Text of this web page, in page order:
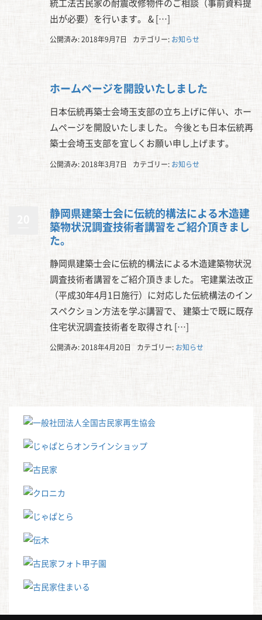
統工法古民家の耐震改修物件のご相談（事前資料提
出が必要）を行います。 & […]
公開済み: 2018年9月7日 カテゴリー: お知らせ
ホームページを開設いたしました
日本伝統再築士会埼玉支部の立ち上げに伴い、ホー
ムページを開設いたしました。 今後とも日本伝統再
築士会埼玉支部を宜しくお願い申し上げます。
公開済み: 2018年3月7日 カテゴリー: お知らせ
静岡県建築士会に伝統的構法による木造建
築物状況調査技術者講習をご紹介頂きまし
た。
静岡県建築士会に伝統的構法による木造建築物状況
調査技術者講習をご紹介頂きました。 宅建業法改正
（平成30年4月1日施行）に対応した伝統構法のイン
スペクション方法を学ぶ講習で、 建築士で既に既存
住宅状況調査技術者を取得され […]
公開済み: 2018年4月20日 カテゴリー: お知らせ